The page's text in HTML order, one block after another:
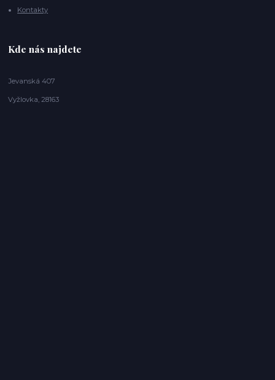
Kontakty
Kde nás najdete
Jevanská 407
Vyžlovka, 28163